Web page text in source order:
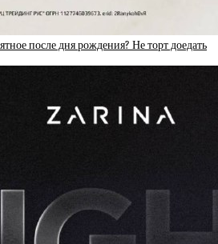
после дня рождения? Не торт доедать